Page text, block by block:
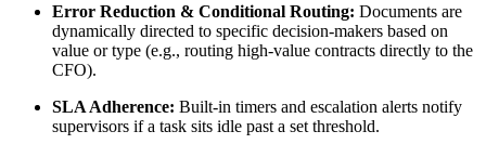
Error Reduction & Conditional Routing: Documents are
dynamically directed to specific decision-makers based on
value or type (e.g., routing high-value contracts directly to the
CFO).
SLA Adherence: Built-in timers and escalation alerts notify
supervisors if a task sits idle past a set threshold.